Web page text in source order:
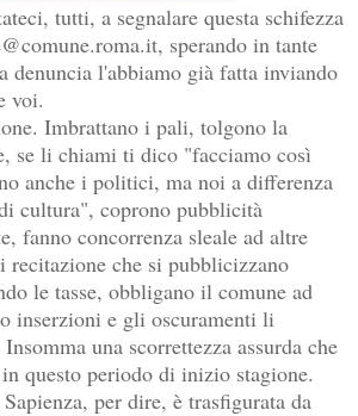
tutti, a segnalare questa schifezza
sperando in tante
denuncia l'abbiamo già fatta inviando
voi.
Imbrattano i pali, tolgono la
se li chiami ti dico "facciamo così
anche i politici, ma noi a differenza
cultura", coprono pubblicità
fanno concorrenza sleale ad altre
recitazione che si pubblicizzano
le tasse, obbligano il comune ad
inserzioni e gli oscuramenti li
una scorrettezza assurda che
questo periodo di inizio stagione.
per dire, è trasfigurata da